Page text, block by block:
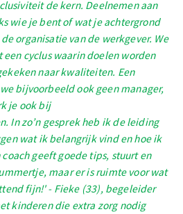
de kern. Deelnemen aan
wie je bent of wat je achtergrond
organisatie van de werkgever. We
cyclus waarin doelen worden
naar kwaliteiten. Een
bijvoorbeeld ook geen manager,
je ook bij
In zo’n gesprek heb ik de leiding
wat ik belangrijk vind en hoe ik
geeft goede tips, stuurt en
maar er is ruimte voor wat
fijn!' - Fieke (33), begeleider
kinderen die extra zorg nodig